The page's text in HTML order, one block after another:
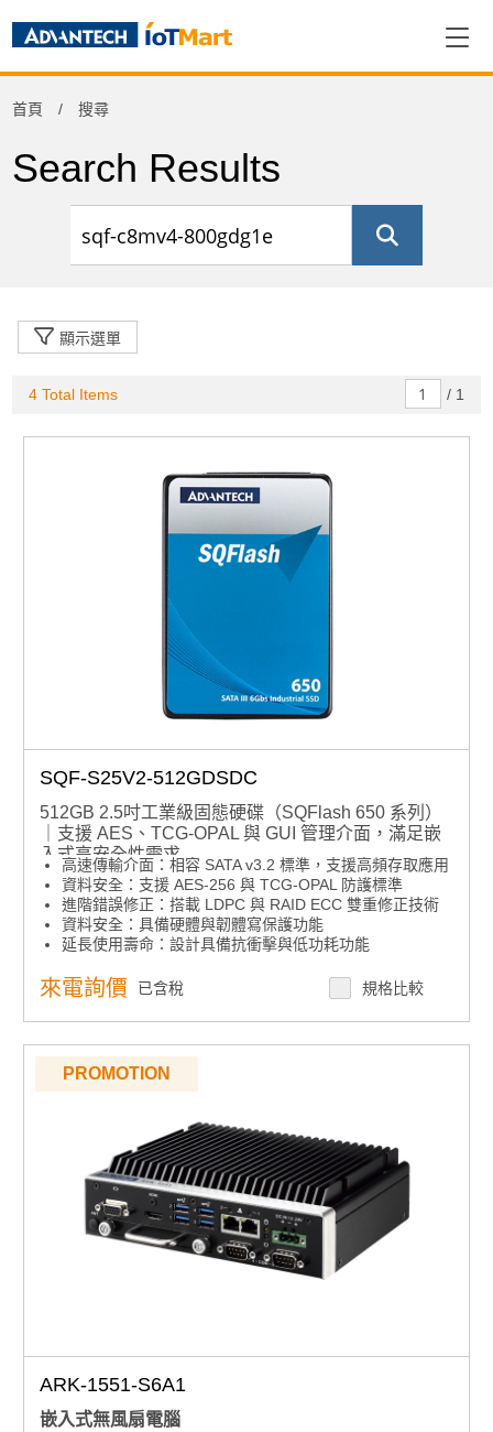
首頁 搜尋
Search Results
顯示選單
Product Category
周邊應用組件 (1)
4 Total Items / 1
SQF-S25V2-512GDSDC
512GB 2.5吋工業級固態硬碟（SQFlash 650 系列）
｜支援 AES、TCG-OPAL 與 GUI 管理介面，滿足嵌
入式高安全性需求
高速傳輸介面：相容 SATA v3.2 標準，支援高頻存取應用
資料安全：支援 AES-256 與 TCG-OPAL 防護標準
進階錯誤修正：搭載 LDPC 與 RAID ECC 雙重修正技術
資料安全：具備硬體與韌體寫保護功能
延長使用壽命：設計具備抗衝擊與低功耗功能
產品諮詢服務：規格諮詢 / 案場規劃 / 交期確認
來電詢價 已含稅 規格比較
PROMOTION
ARK-1551-S6A1
嵌入式無風扇電腦